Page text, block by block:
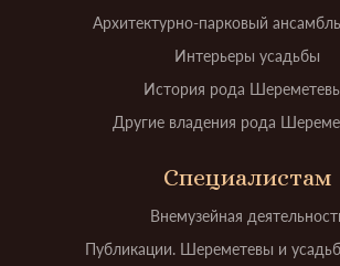
Архитектурно-парковый
Интерьеры усадьбы
История рода
Другие владения рода
Специалистам
Внемузейная
Публикации. Шереметевы и